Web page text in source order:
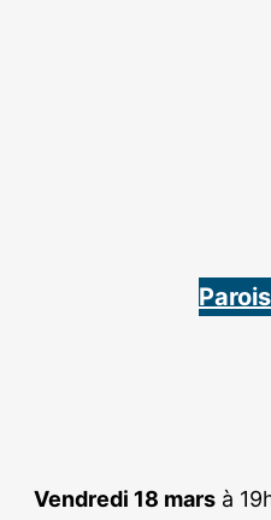
Vendredi 18 mars à